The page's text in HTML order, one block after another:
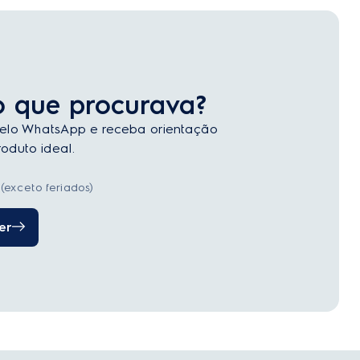
que procurava?
WhatsApp e receba orientação
ideal.
feriados)